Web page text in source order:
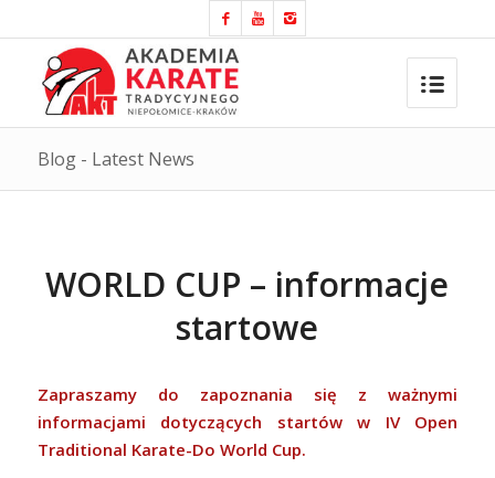
Blog - Latest News
WORLD CUP – informacje
startowe
Zapraszamy do zapoznania się z ważnymi
informacjami dotyczących startów w IV Open
Traditional Karate-Do World Cup.